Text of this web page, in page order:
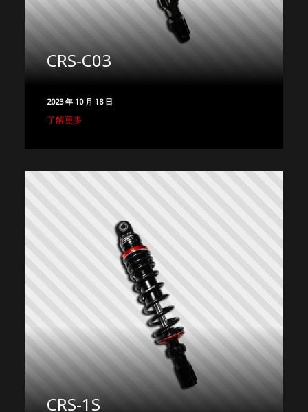
CRS-C03
2023 年 10 月 18 日
了解更多
CRS-1S